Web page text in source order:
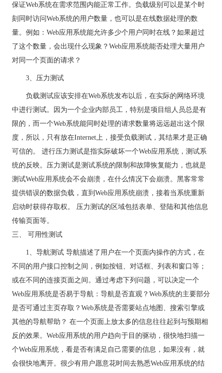
保证Web系统在需求范围内能正常工作。负载级别可以是某个时
刻同时访问Web系统的用户数量，也可以是在线数据处理的数
量。例如：Web应用系统能允许多少个用户同时在线？如果超过
了这个数量，会出现什么现象？Web应用系统能否处理大量用户
对同一个页面的请求？
3、压力测试
负载测试应该安排在Web系统发布以后，在实际的网络环境
中进行测试。因为一个企业内部员工，特别是项目组人员总是有
限的，而一个Web系统能同时处理的请求数量将远远超出这个限
度，所以，只有放在Internet上，接受负载测试，其结果才是正确
可信的。 进行压力测试是指实际破坏一个Web应用系统，测试系
统的反映。压力测试是测试系统的限制和故障恢复能力，也就是
测试Web应用系统会不会崩溃，在什么情况下会崩溃。 黑客常常
提供错误的数据负载，直到Web应用系统崩溃，接着当系统重新
启动时获得存取权。 压力测试的区域包括表单、登陆和其他信息
传输页面等。
三、 可用性测试
1、导航测试 导航描述了用户在一个页面内操作的方式，在
不同的用户接口控制之间，例如按钮、对话框、列表和窗口等；
或在不同的连接页面之间。通过考虑下列问题，可以决定一个
Web应用系统是否易于导航：导航是否直观？Web系统的主要部分
是否可通过主页存取？Web系统是否需要站点地图、搜索引擎或
其他的导航帮助？ 在一个页面上放太多的信息往往起到与预期相
反的效果。Web应用系统的用户趋向于目的驱动，很快地扫描一
个Web应用系统，看是否有满足自己需要的信息，如果没有，就
会很快地离开。很少有用户愿意花时间去熟悉Web应用系统的结